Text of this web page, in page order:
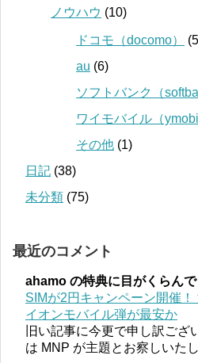
ノウハウ (10)
ドコモ（docomo）
au (6)
ソフトバンク（
ワイモバイル（
その他 (1)
日記 (38)
未分類 (75)
最近のコメント
ahamo の特典に目がくらん
SIMが2円キャンペーン開催
イオンモバイル弾が最安か
旧い記事に今更で申し訳ござ
は MNP が主題とお察しいた